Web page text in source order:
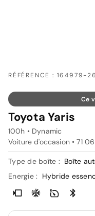
RÉFÉRENCE : 164979-
Ce
Toyota Yaris
100h • Dynamic
Voiture d'occasion • 71
Type de boîte : Boîte
Energie :
Hybride